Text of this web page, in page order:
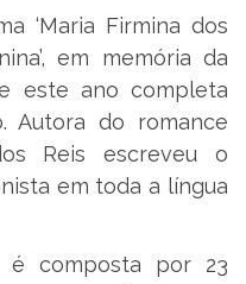
‘Maria Firmina dos
em memória da
este ano completa
Autora do romance
Reis escreveu o
em toda a língua
é composta por 23